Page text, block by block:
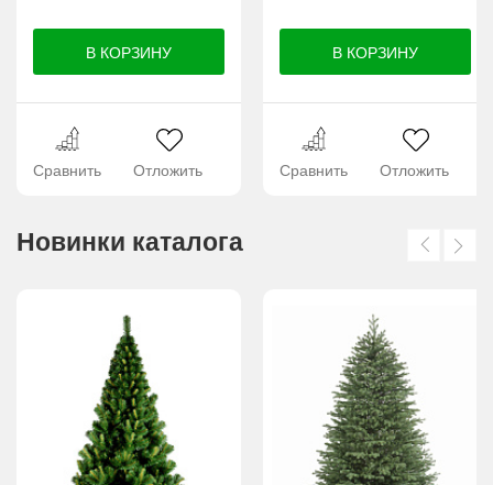
Сравнить Отложить Сравнить Отложить
Новинки каталога